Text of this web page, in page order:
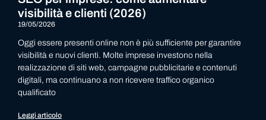
visibilità e clienti (2026)
19/05/2026
Oggi essere presenti online non è più sufficiente per garantire
visibilità e nuovi clienti. Molte imprese investono nella
realizzazione di siti web, campagne pubblicitarie e contenuti
digitali, ma continuano a non ricevere traffico organico
qualificato
Leggi articolo